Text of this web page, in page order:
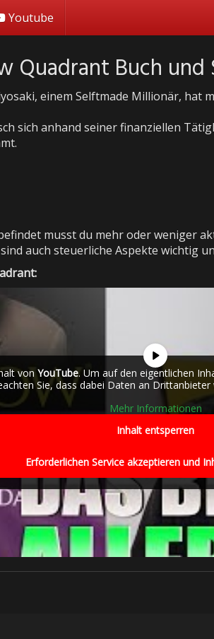
Youtube
Quadrant Buch und
einem Selftmade Millionär,
sich anhand seiner finanziellen
musst du mehr oder weniger
auch steuerliche Aspekte wichtig
von YouTube. Um auf den eigentlichen
Sie, dass dabei Daten an
Mehr Informationen
Inhalt entsperren
Erforderlichen Service akzeptieren und